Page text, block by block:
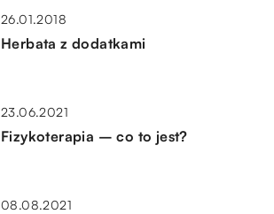
26.01.2018
Herbata z dodatkami
23.06.2021
Fizykoterapia – co to jest?
08.08.2021